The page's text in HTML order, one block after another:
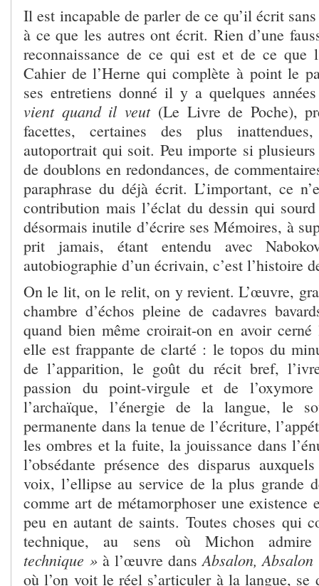
Il est incapable de parler de ce qu’il écrit
à ce que les autres ont écrit. Rien d’une
reconnaissance de ce qui est et de ce que
Cahier de l’Herne qui complète à point le
ses entretiens donné il y a quelques
vient quand il veut (Le Livre de Poche),
facettes, certaines des plus
autoportrait qui soit. Peu importe si plusieurs
de doublons en redondances, de
paraphrase du déjà écrit. L’important, ce
contribution mais l’éclat du dessin qui
désormais inutile d’écrire ses Mémoires, à
prit jamais, étant entendu avec
autobiographie d’un écrivain, c’est l’histoire
On le lit, on le relit, on y revient. L’œuvre,
chambre d’échos pleine de cadavres
quand bien même croirait-on en avoir cerné
elle est frappante de clarté : le topos du
de l’apparition, le goût du récit bref,
passion du point-virgule et de
l’archaïque, l’énergie de la langue, le
permanente dans la tenue de l’écriture,
les ombres et la fuite, la jouissance dans
l’obsédante présence des disparus
voix, l’ellipse au service de la plus grande
comme art de métamorphoser une existence
peu en autant de saints. Toutes choses qui
technique, au sens où Michon
technique »à l’œuvre dansAbsalon,
où l’on voit le réel s’articuler à la langue, se